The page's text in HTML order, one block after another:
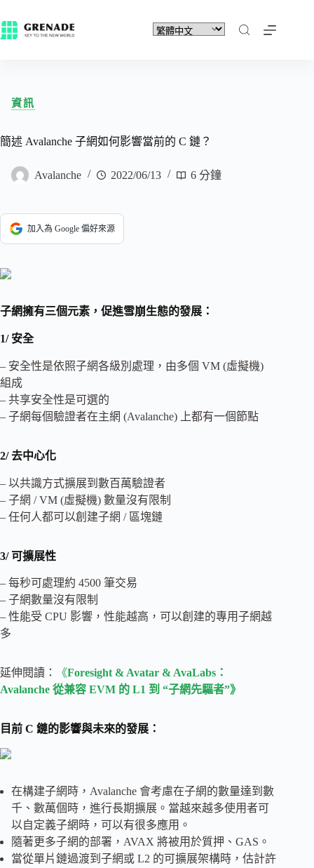
資訊
簡述 Avalanche 子網如何影響當前的 C 鏈？
Avalanche 2022/06/13 6 分鐘
加入為 Google 偏好來源
子網擁有三個元素，促進雪崩生態的發展：
1/ 安全
– 安全性是依照子網各級別處理，由多個 VM (虛擬機)
組成
– 共享安全性是可選的
– 子網每個驗證者在主網 (Avalanche) 上都有一個節點
2/ 去中心化
– 以共識方式擴展到數百萬驗證者
– 子網 / VM (虛擬機) 數量沒有限制
– 任何人都可以創建子網 / 區塊鏈
3/ 可擴展性
– 每秒可處理約 4500 筆交易
– 子網數量沒有限制
– 性能受 CPU 影響，性能越高，可以創建的專用子網越
多
延伸閱讀： 《Foresight & Avatar & AvaLabs：
Avalanche 從兼容 EVM 的 L1 到 “子網先驅者”》
目前 C 鏈的影響與未來的發展：
在構建子網時，Avalanche 會考慮在子網的數量達到數
千、數萬個時，進行長期擴展。當越來越多使用者可
以自定義子網時，可以有很多應用。
隨著更多子網的部署，AVAX 將被用於質押、GAS。
當從單片鏈過渡到子網或 L2 的可擴展架構時，估計許